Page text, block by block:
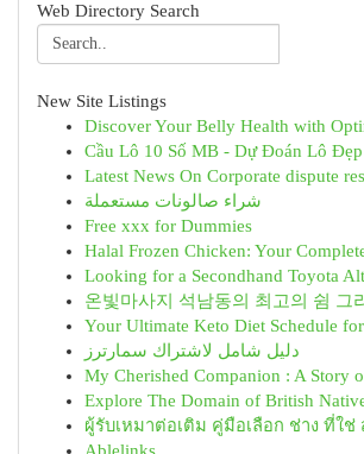
Web Directory Search
New Site Listings
Discover Your Belly Health with
Cầu Lô 10 Số MB - Dự Đoán Lô Đẹp
Latest News On Corporate dispute
شراء صالونات مستعملة
Free xxx for Dummies
Halal Frozen Chicken: Your
Looking for a Secondhand Toyota
온빛마사지 석남동의 최고의 쉼 그
Your Ultimate Keto Diet Schedule
دليل شامل لاشتراك سمارترز
My Cherished Companion : A Story
Explore The Domain of British
ผู้รับเหมาต่อเติม คู่มือเลือก ช่าง ที่ใช่